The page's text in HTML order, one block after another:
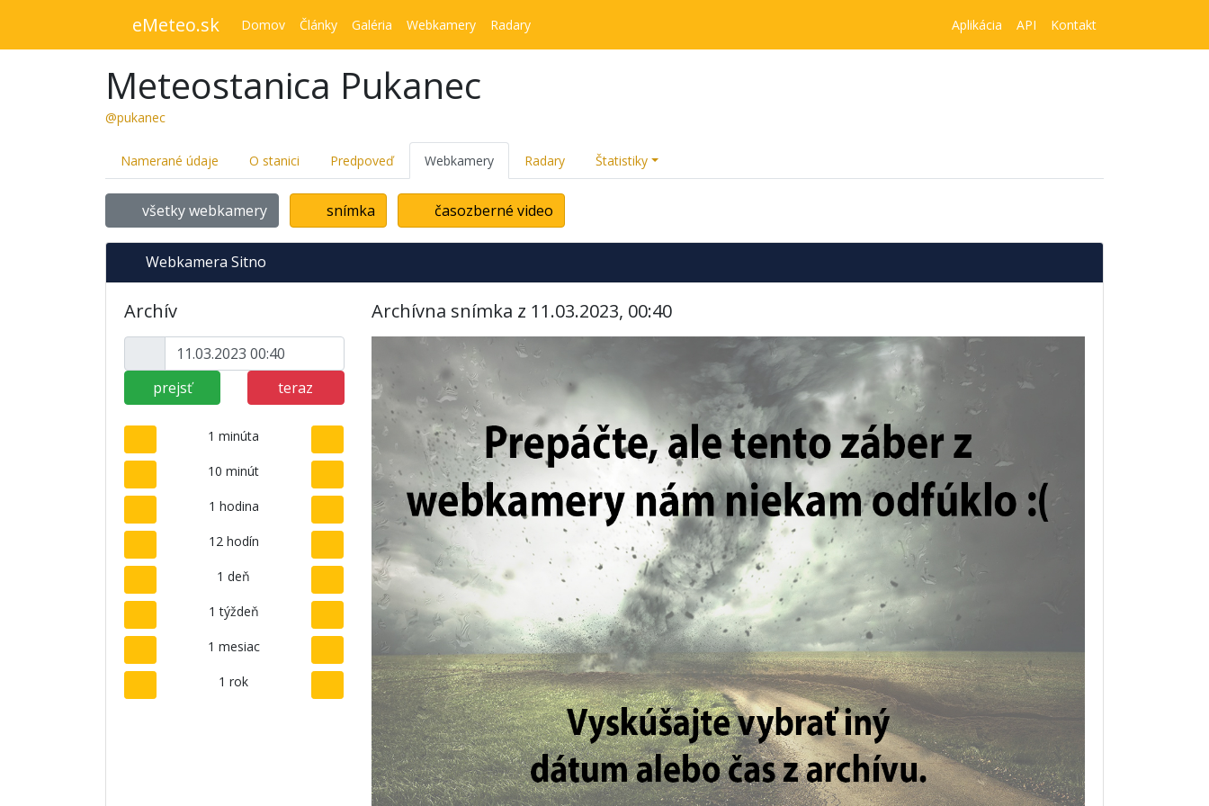
eMeteo.sk Domov Články Galéria Webkamery Radary Aplikácia API Kontakt
Meteostanica Pukanec
@pukanec
Namerané údaje O stanici Predpoveď Webkamery Radary Štatistiky
všetky webkamery snímka časozberné video
Webkamera Sitno
Archív
prejsť teraz
1 minúta
10 minút
1 hodina
12 hodín
1 deň
1 týždeň
1 mesiac
1 rok
Archívna snímka z 11.03.2023, 00:40